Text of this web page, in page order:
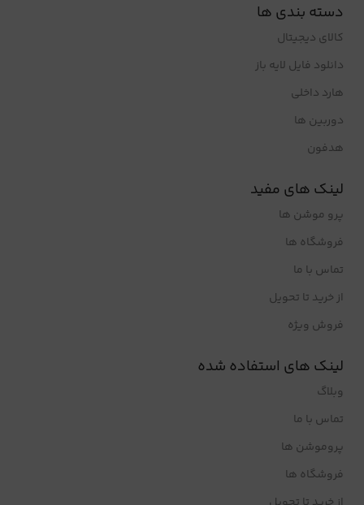
دسته بندی ها
کالای دیجیتال
دانلود فایل لایه باز
هارد داخلی
دوربین ها
هدفون
لینک های مفید
پرو موشن ها
فروشگاه ها
تماس با ما
از خرید تا تحویل
فروش ویژه
لینک های استفاده شده
وبلاگ
تماس با ما
پروموشن ها
فروشگاه ها